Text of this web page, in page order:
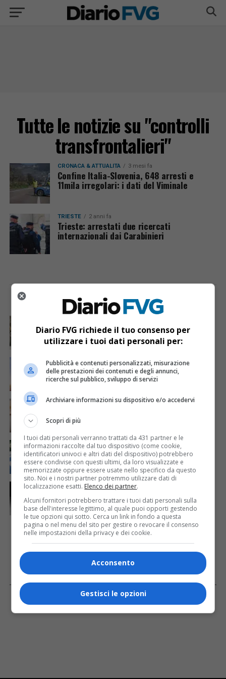
Tutte le notizie su "controlli
transfrontalieri"
CRONACA & ATTUALITÀ 3 mesi fa
Confine Italia-Slovenia, 648 arresti e
11mila irregolari: i dati del Viminale
TRIESTE 2 anni fa
Trieste: arrestati due ricercati
internazionali dai Carabinieri
I PIÙ VISTI ULTIME NOTIZIE
Acqua da usare con cautela nell’Udinese: ecco tutte
le frazioni sotto osservazione
ECONOMIA & LAVORO 1 giorno fa
Bollette più leggere nei condomini, nuovo bando FVG
per l’efficientamento energetico
CRONACA & ATTUALITÀ 5 giorni fa
folgorazione alle Ferriere Nord di Osoppo
CRONACA & ATTUALITÀ 3 giorni fa
Arrivano 142 nuovi poliziotti in Friuli-Venezia Giulia:
61 saranno assegnati a Trieste
CRONACA & ATTUALITÀ 1 giorno fa
Due terremoti in poche ore scuotono la Croazia: la
scossa più forte sul Quarnero
Facebook
Diario FVG richiede il tuo consenso per
utilizzare i tuoi dati personali per:
Pubblicità e contenuti personalizzati, misurazione
delle prestazioni dei contenuti e degli annunci,
ricerche sul pubblico, sviluppo di servizi
Archiviare informazioni su dispositivo e/o accedervi
Scopri di più
I tuoi dati personali verranno trattati da 431 partner e le
informazioni raccolte dal tuo dispositivo (come cookie,
identificatori univoci e altri dati del dispositivo) potrebbero
essere condivise con questi ultimi, da loro visualizzate e
memorizzate oppure essere usate nello specifico da questo
sito. Noi e i nostri partner potremmo utilizzare dati di
localizzazione esatti. Elenco dei partner.
Alcuni fornitori potrebbero trattare i tuoi dati personali sulla
base dell'interesse legittimo, al quale puoi opporti gestendo
le tue opzioni qui sotto. Cerca un link in fondo a questa
pagina o nel menu del sito per gestire o revocare il consenso
nelle impostazioni della privacy e dei cookie.
Acconsento
Gestisci le opzioni